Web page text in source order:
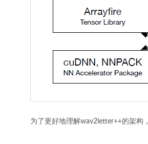
为了更好地理解wav2letter++的架构